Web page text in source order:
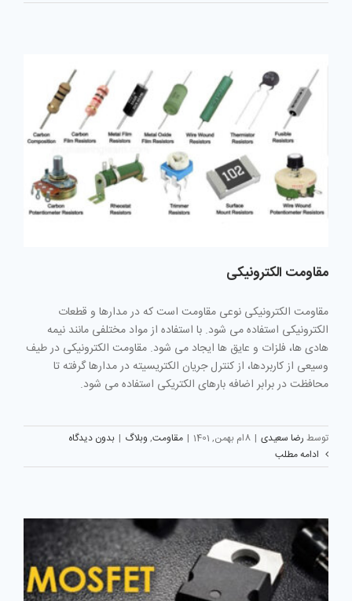
مقاومت الکترونیکی
مقاومت الکترونیکی نوعی مقاومت است که در مدارها و قطعات
الکترونیکی استفاده می شود. با استفاده از مواد مختلفی مانند نیمه
هادی ها، فلزات و عایق ها ایجاد می شود. مقاومت الکترونیکی در طیف
وسیعی از کاربردها، از کنترل جریان الکتریسیته در مدارها گرفته تا
محافظت در برابر اضافه بارهای الکتریکی استفاده می شود.
توسط رضا سعیدی | 8ام بهمن, 1401 | مقاومت, وبلاگ | بدون دیدگاه
ادامه مطلب